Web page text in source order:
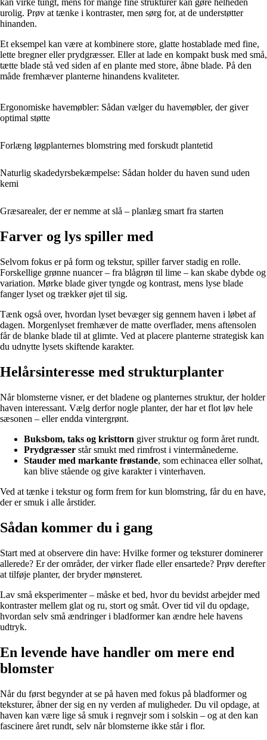
kan virke tungt, mens for mange fine strukturer kan gøre helheden
urolig. Prøv at tænke i kontraster, men sørg for, at de understøtter
hinanden.
Et eksempel kan være at kombinere store, glatte hostablade med fine,
lette bregner eller prydgræsser. Eller at lade en kompakt busk med små,
tætte blade stå ved siden af en plante med store, åbne blade. På den
måde fremhæver planterne hinandens kvaliteter.
Ergonomiske havemøbler: Sådan vælger du havemøbler, der giver
optimal støtte
Forlæng løgplanternes blomstring med forskudt plantetid
Naturlig skadedyrsbekæmpelse: Sådan holder du haven sund uden
kemi
Græsarealer, der er nemme at slå – planlæg smart fra starten
Farver og lys spiller med
Selvom fokus er på form og tekstur, spiller farver stadig en rolle.
Forskellige grønne nuancer – fra blågrøn til lime – kan skabe dybde og
variation. Mørke blade giver tyngde og kontrast, mens lyse blade
fanger lyset og trækker øjet til sig.
Tænk også over, hvordan lyset bevæger sig gennem haven i løbet af
dagen. Morgenlyset fremhæver de matte overflader, mens aftensolen
får de blanke blade til at glimte. Ved at placere planterne strategisk kan
du udnytte lysets skiftende karakter.
Helårsinteresse med strukturplanter
Når blomsterne visner, er det bladene og planternes struktur, der holder
haven interessant. Vælg derfor nogle planter, der har et flot løv hele
sæsonen – eller endda vintergrønt.
Buksbom, taks og kristtorn giver struktur og form året rundt.
Prydgræsser står smukt med rimfrost i vintermånederne.
Stauder med markante frøstande, som echinacea eller solhat,
kan blive stående og give karakter i vinterhaven.
Ved at tænke i tekstur og form frem for kun blomstring, får du en have,
der er smuk i alle årstider.
Sådan kommer du i gang
Start med at observere din have: Hvilke former og teksturer dominerer
allerede? Er der områder, der virker flade eller ensartede? Prøv derefter
at tilføje planter, der bryder mønsteret.
Lav små eksperimenter – måske et bed, hvor du bevidst arbejder med
kontraster mellem glat og ru, stort og småt. Over tid vil du opdage,
hvordan selv små ændringer i bladformer kan ændre hele havens
udtryk.
En levende have handler om mere end
blomster
Når du først begynder at se på haven med fokus på bladformer og
teksturer, åbner der sig en ny verden af muligheder. Du vil opdage, at
haven kan være lige så smuk i regnvejr som i solskin – og at den kan
fascinere året rundt, selv når blomsterne ikke står i flor.